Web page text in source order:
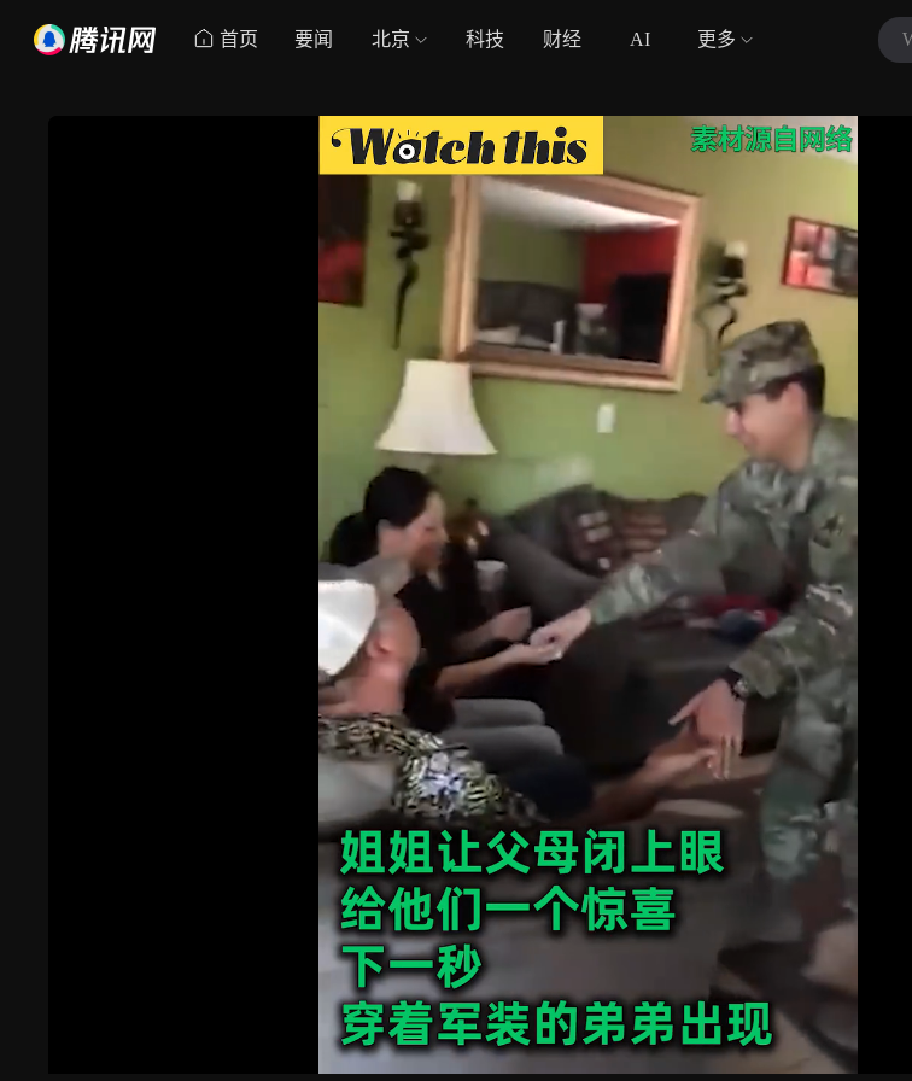
首页 要闻 北京 科技 财经 AI 更多